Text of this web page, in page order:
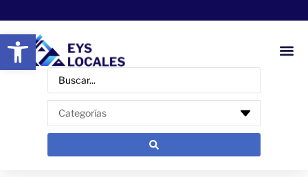
Abrir barra de herramientas